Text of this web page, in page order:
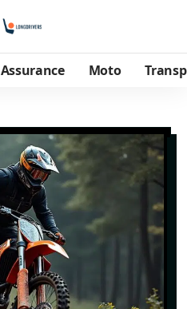
Assurance Moto